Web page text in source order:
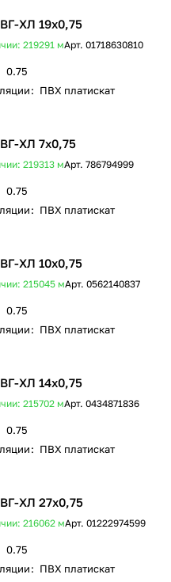
ХЛ 19х0,75
219291 мАрт. 01718630810
0.75
: ПВХ платискат
ХЛ 7х0,75
219313 мАрт. 786794999
0.75
: ПВХ платискат
ХЛ 10х0,75
215045 мАрт. 0562140837
0.75
: ПВХ платискат
ХЛ 14х0,75
215702 мАрт. 0434871836
0.75
: ПВХ платискат
ХЛ 27х0,75
216062 мАрт. 01222974599
0.75
: ПВХ платискат